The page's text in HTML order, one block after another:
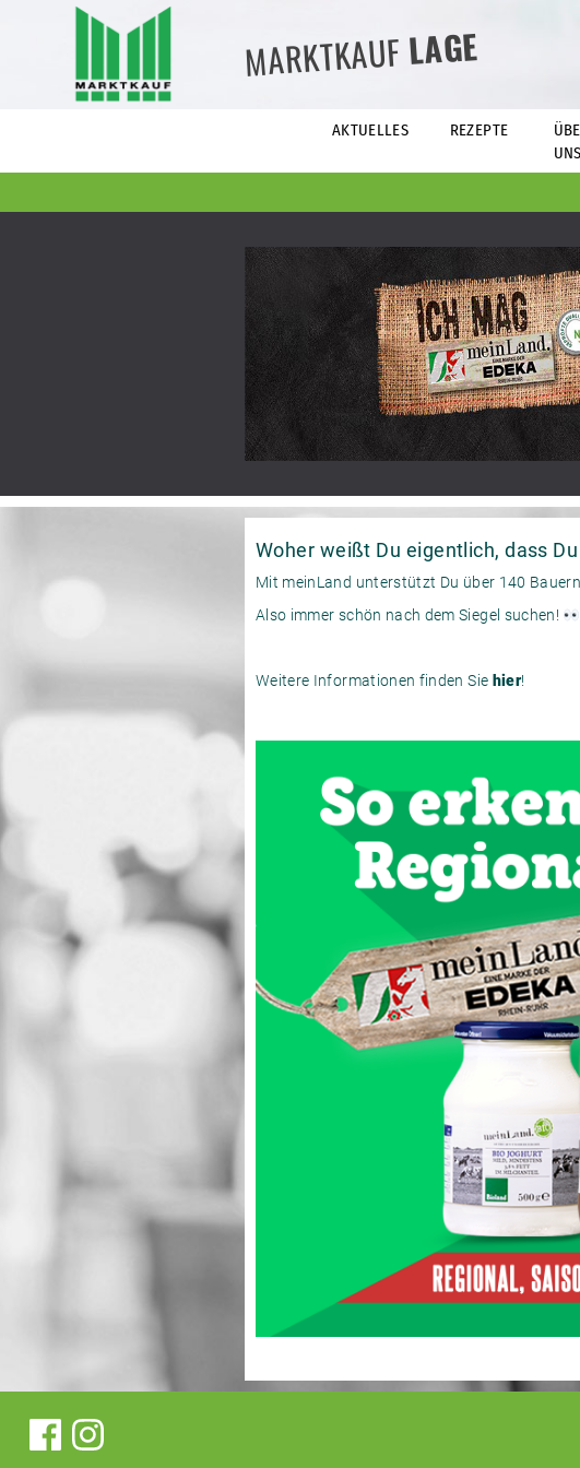
MARKTKAUFLAGE
AKTUELLES REZEPTE
UNS
Woher weißt Du eigentlich, dass
Mit meinLand unterstützt Du über 140
Also immer schön nach dem Siegel suchen!
Weitere Informationen finden Sie hier!